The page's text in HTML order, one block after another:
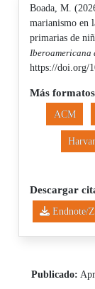
Boada, M.
marianismo en
primarias de
Iberoamericana
https://doi.org/
Más
ACM
Descargar
Endnote/
Publicado: